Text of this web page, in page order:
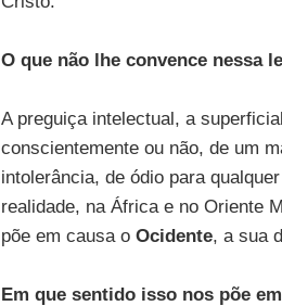
O que não lhe convence nessa
A preguiça intelectual, a
conscientemente ou não, de um
intolerância, de ódio para
realidade, na África e no Oriente
põe em causa o Ocidente, a sua
Em que sentido isso nos põe